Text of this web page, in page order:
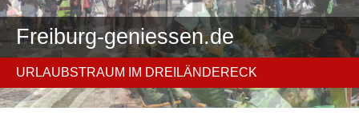
Freiburg-geniessen.de
URLAUBSTRAUM IM DREILÄNDERECK